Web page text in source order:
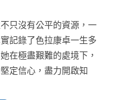
只沒有公平的資源，一
記錄了色拉康卓一生多
在極盡艱難的處境下，
定信心，盡力開啟知